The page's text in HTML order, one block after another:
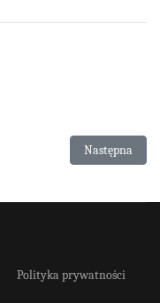
Następna
Następna
Polityka prywatności